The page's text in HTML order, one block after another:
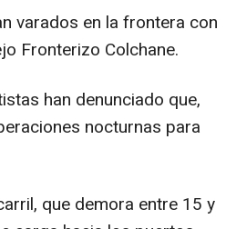
varados en la frontera con
Fronterizo Colchane.
han denunciado que,
nocturnas para
que demora entre 15 y